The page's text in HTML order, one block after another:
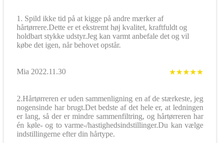
1. Spild ikke tid på at kigge på andre mærker af
hårtørrere.Dette er et ekstremt høj kvalitet, kraftfuldt og
holdbart stykke udstyr.Jeg kan varmt anbefale det og vil
købe det igen, når behovet opstår.
Mia 2022.11.30 ★★★★★
2.Hårtørreren er uden sammenligning en af ​​de stærkeste, jeg
nogensinde har brugt.Det bedste af det hele er, at ledningen
er lang, så der er mindre sammenfiltring, og hårtørreren har
én køle- og to varme-/hastighedsindstillinger.Du kan vælge
indstillingerne efter din hårtype.